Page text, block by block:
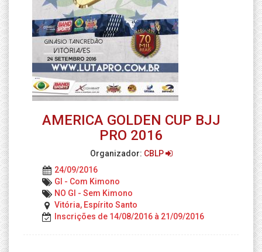
AMERICA GOLDEN CUP BJJ
PRO 2016
Organizador: CBLP
24/09/2016
GI - Com Kimono
NO GI - Sem Kimono
Vitória, Espírito Santo
Inscrições de 14/08/2016 à 21/09/2016